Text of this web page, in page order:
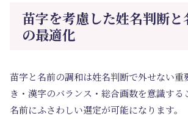
苗字を考慮した姓名判断と
の最適化
苗字と名前の調和は姓名判断で外せない重
き・漢字のバランス・総合画数を意識する
名前にふさわしい選定が可能になります。